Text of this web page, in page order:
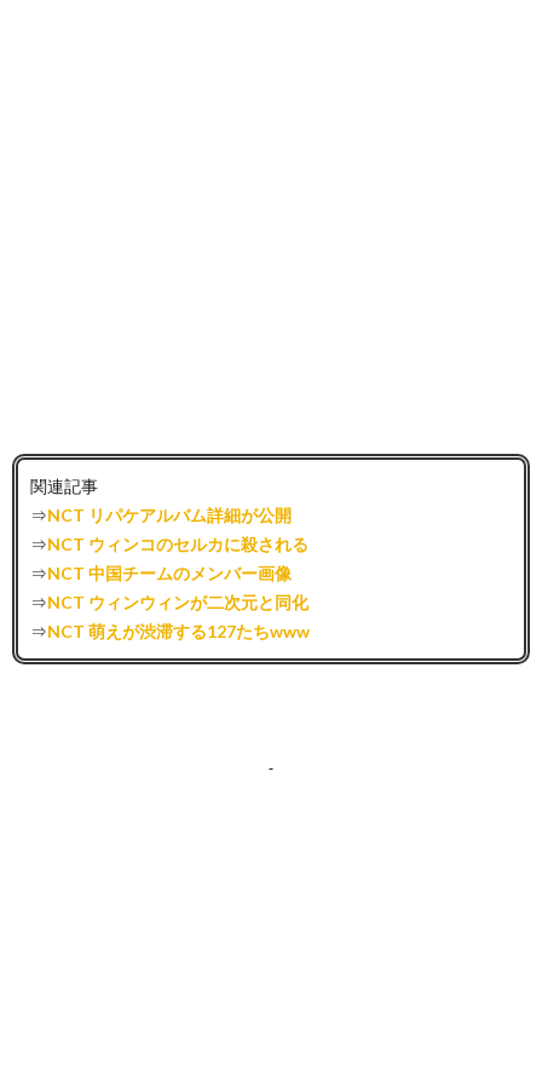
関連記事
⇒NCT リパケアルバム詳細が公開
⇒NCT ウィンコのセルカに殺される
⇒NCT 中国チームのメンバー画像
⇒NCT ウィンウィンが二次元と同化
⇒NCT 萌えが渋滞する127たちwww